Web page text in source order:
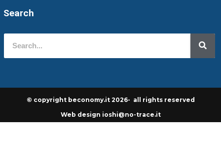
Search
© copyright beconomy.it 2026- all rights reserved
Web design ioshi@no-trace.it